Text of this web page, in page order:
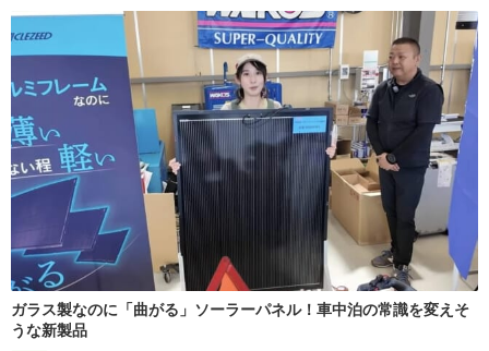
ガラス製なのに「曲がる」ソーラーパネル！車中泊の常識を変えそ
うな新製品